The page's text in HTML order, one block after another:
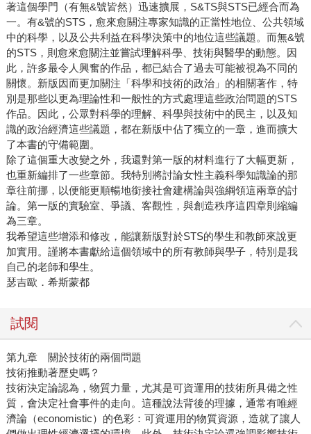
著這個學門（有無&號皆然）迅速擴展，S&TS與STS已經合而為
一。有&號的STS，愈來愈關注專家知識的正當性地位、公共領域
中的科學，以及公共利益在科學決策中的地位這些議題。而無&號
的STS，則愈來愈關注並嘗試理解科學、技術與醫學的動態。因
此，許多最令人興奮的作品，都已結合了過去可能被視為不同的
關懷。新版因而更加關注「科學和技術的政治」的相關著作，特
別是那些以更為理論性和一般性的方式處理這些政治問題的STS
作品。因此，公眾對科學的理解、科學與技術中的民主，以及知
識的政治經濟這些議題，都在新版中佔了獨立的一章，進而擴大
了本書的守備範圍。
除了這個重大改變之外，我還對第一版的材料進行了大幅更新，
也重新編排了一些章節。我特別將討論女性主義科學知識論的那
章往前挪，以便能更順暢地銜接社會建構論與強綱領這兩章的討
論。第一版的實驗室、爭議、客觀性，與創造秩序這四章則縮編
為三章。
我希望這些增添和修改，能讓新版對於STS的學生和教師來說更
加實用。謹將本書獻給這個領域中的所有教師與學子，特別是我
自己的老師和學生。
瑟吉歐．希斯蒙都
試閱
第九章 關於技術的兩個問題
技術推動著歷史嗎？
技術決定論認為，物質力量，尤其是可資運用的技術所具備之性
質，會決定社會事件的走向。這種說法背後的理據，通常有唯經
濟論（economistic）的色彩：可資運用的物質資源，造就了讓人